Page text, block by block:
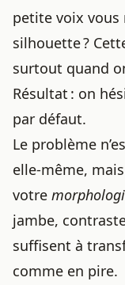
petite voix vous
silhouette ?
surtout quand
Résultat : on
par défaut.
Le problème
elle‑même,
votre
jambe,
suffisent à
comme en pire.